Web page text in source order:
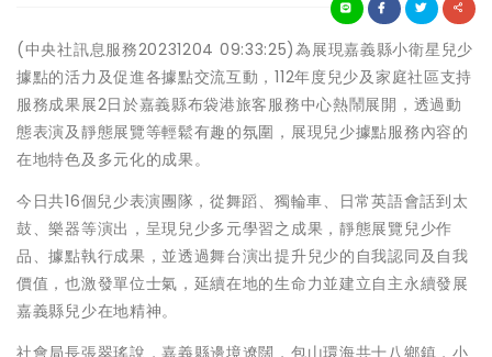
(中央社訊息服務20231204 09:33:25)為展現嘉義縣小衛星兒少
據點的活力及促進各據點交流互動，112年度兒少及家庭社區支持
服務成果展2日於嘉義縣布袋港旅客服務中心熱鬧展開，透過動
態表演及靜態展覽等輕鬆有趣的氛圍，展現兒少據點服務內容的
在地特色及多元化的成果。
今日共16個兒少表演團隊，從舞蹈、獨輪車、日常英語會話到太
鼓、樂器等演出，呈現兒少多元學習之成果，靜態展覽兒少作
品、據點執行成果，並透過舞台演出提升兒少的自我認同及自我
價值，也激發單位士氣，延續在地的生命力並建立自主永續發展
嘉義縣兒少在地精神。
社會局長張翠瑤說，嘉義縣邊境遼闊，包山環海共十八鄉鎮，小